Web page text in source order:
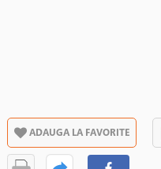
ADAUGA LA FAVORITE